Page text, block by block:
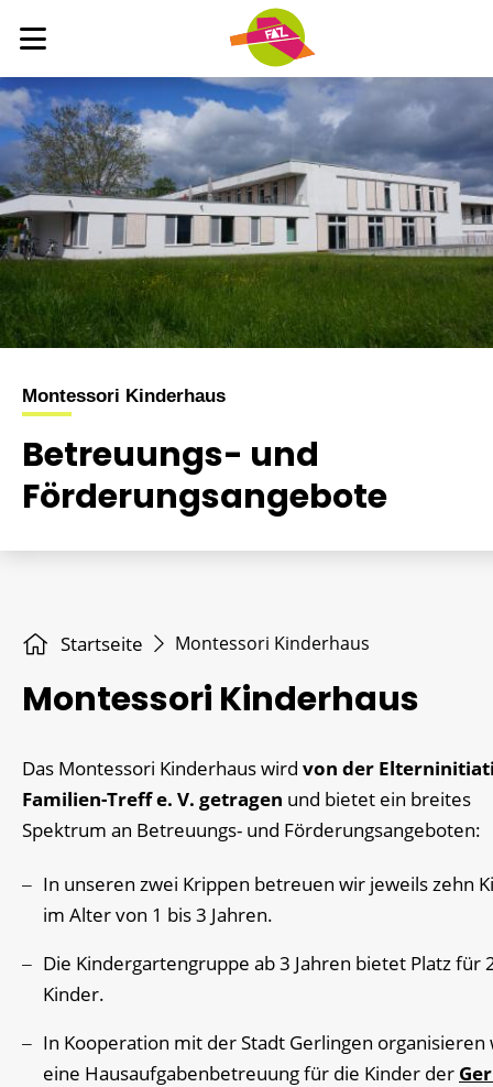
Montessori Kinderhaus
Betreuungs- und
Förderungsangebote
Startseite Montessori Kinderhaus
Montessori Kinderhaus
Das Montessori Kinderhaus wird von der
Familien-Treff e. V. getragen und bietet ein breites
Spektrum an Betreuungs- und Förderungsangeboten:
In unseren zwei Krippen betreuen wir jeweils zehn
im Alter von 1 bis 3 Jahren.
Die Kindergartengruppe ab 3 Jahren bietet Platz für
Kinder.
In Kooperation mit der Stadt Gerlingen organisieren
eine Hausaufgabenbetreuung für die Kinder der